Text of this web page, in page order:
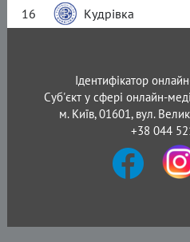
16
Кудрівка
Ідентифікатор
Суб'єкт у сфері онлайн-
м. Київ, 01601, вул.
+38 044